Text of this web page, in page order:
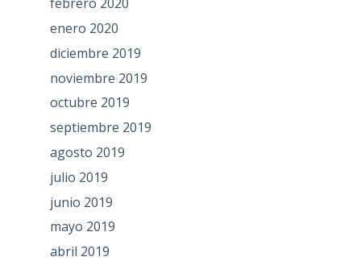
enero 2020
diciembre 2019
noviembre 2019
octubre 2019
septiembre 2019
agosto 2019
julio 2019
junio 2019
mayo 2019
abril 2019